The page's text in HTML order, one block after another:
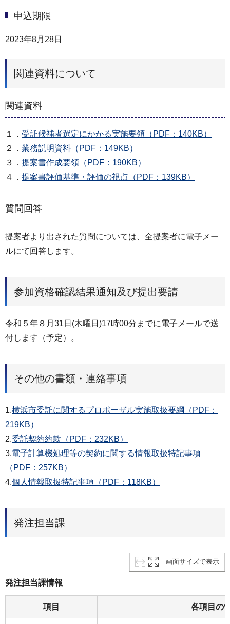
申込期限
2023年8月28日
関連資料について
関連資料
１． 受託候補者選定にかかる実施要領（PDF：140KB）
２． 業務説明資料（PDF：149KB）
３． 提案書作成要領（PDF：190KB）
４． 提案書評価基準・評価の視点（PDF：139KB）
質問回答
提案者より出された質問については、全提案者に電子メー
ルにて回答します。
参加資格確認結果通知及び提出要請
令和５年８月31日(木曜日)17時00分までに電子メールで送
付します（予定）。
その他の書類・連絡事項
1.横浜市委託に関するプロポーザル実施取扱要綱（PDF：
219KB）
2.委託契約約款（PDF：232KB）
3.電子計算機処理等の契約に関する情報取扱特記事項
（PDF：257KB）
4.個人情報取扱特記事項（PDF：118KB）
発注担当課
画面サイズで表示
発注担当課情報
項目 各項目の